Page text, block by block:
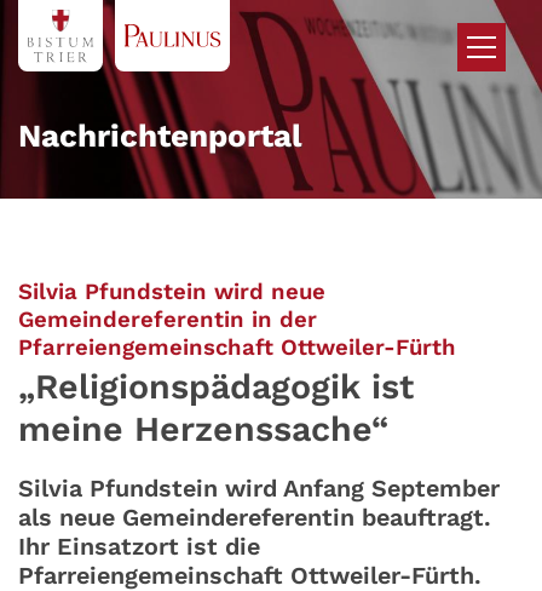
Zum Inhalt springen
Nachrichtenportal
Silvia Pfundstein wird neue
Gemeindereferentin in der
Pfarreiengemeinschaft Ottweiler-Fürth
„Religionspädagogik ist
meine Herzenssache“
Silvia Pfundstein wird Anfang September
als neue Gemeindereferentin beauftragt.
Ihr Einsatzort ist die
Pfarreiengemeinschaft Ottweiler-Fürth.